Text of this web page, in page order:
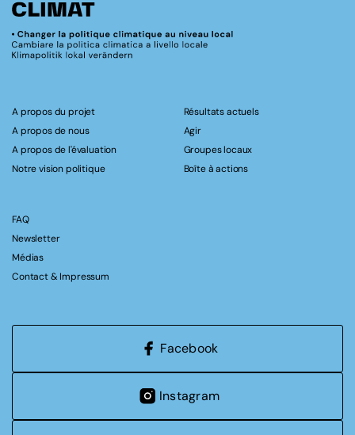
A propos du projet
A propos de nous
A propos de l'évaluation
Notre vision politique
Résultats actuels
Agir
Groupes locaux
Boîte à actions
FAQ
Newsletter
Médias
Contact & Impressum
Facebook
Instagram